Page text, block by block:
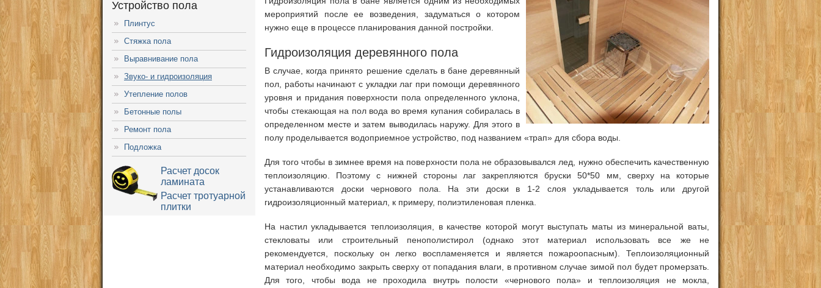
мероприятий после ее возведения, задуматься о котором
нужно еще в процессе планирования данной постройки.
Гидроизоляция деревянного пола
В случае, когда принято решение сделать в бане деревянный
пол, работы начинают с укладки лаг при помощи деревянного
уровня и придания поверхности пола определенного уклона,
чтобы стекающая на пол вода во время купания собиралась в
определенном месте и затем выводилась наружу. Для этого в
полу проделывается водоприемное устройство, под названием «трап» для сбора воды.
Для того чтобы в зимнее время на поверхности пола не образовывался лед, нужно обеспечить качественную
теплоизоляцию. Поэтому с нижней стороны лаг закрепляются бруски 50*50 мм, сверху на которые
устанавливаются доски чернового пола. На эти доски в 1-2 слоя укладывается толь или другой
гидроизоляционный материал, к примеру, полиэтиленовая пленка.
На настил укладывается теплоизоляция, в качестве которой могут выступать маты из минеральной ваты,
стекловаты или строительный пенополистирол (однако этот материал использовать все же не
рекомендуется, поскольку он легко воспламеняется и является пожароопасным). Теплоизоляционный
материал необходимо закрыть сверху от попадания влаги, в противном случае зимой пол будет промерзать.
Для того, чтобы вода не проходила внутрь полости «чернового пола» и теплоизоляция не мокла,
Устройство пола
Плинтус
Стяжка пола
Выравнивание пола
Звуко- и гидроизоляция
Утепление полов
Бетонные полы
Ремонт пола
Подложка
Расчет досок
ламината
Расчет тротуарной
плитки